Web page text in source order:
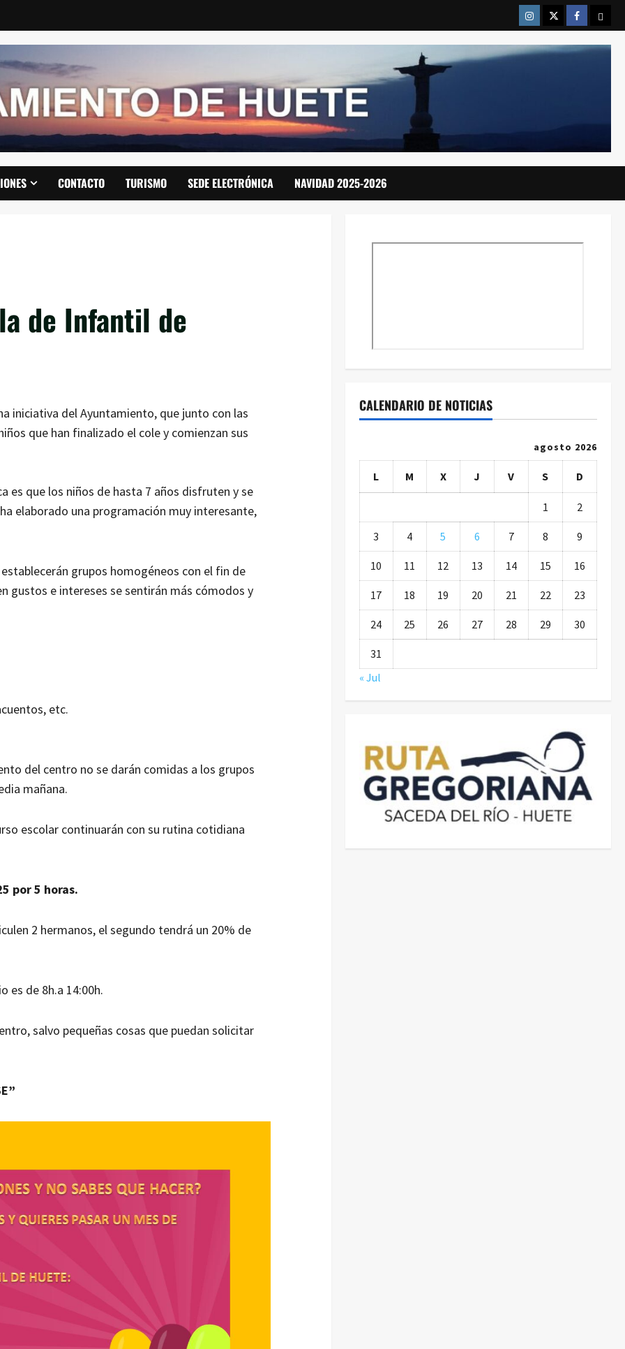
Instragram
TwitterFacebook
CONTACTO TURISMO SEDE ELECTRÓNICA NAVIDAD 2025-2026
de Infantil de
iniciativa del Ayuntamiento, que junto con las
que han finalizado el cole y comienzan sus
es que los niños de hasta 7 años disfruten y se
elaborado una programación muy interesante,
grupos homogéneos con el fin de
gustos e intereses se sentirán más cómodos y
etc.
del centro no se darán comidas a los grupos
mañana.
escolar continuarán con su rutina cotidiana
por 5 horas.
2 hermanos, el segundo tendrá un 20% de
es de 8h.a 14:00h.
salvo pequeñas cosas que puedan solicitar
CALENDARIO DE NOTICIAS
agosto 2026
L M X J V S D
1 2
3 4 5 6 7 8 9
10 11 12 13 14 15 16
17 18 19 20 21 22 23
24 25 26 27 28 29 30
31
« Jul